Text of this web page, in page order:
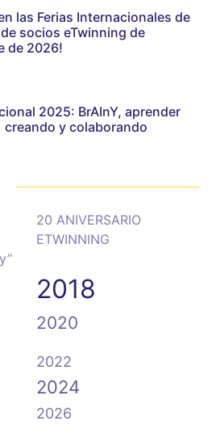
las Ferias Internacionales de
socios eTwinning de
de 2026!
2025: BrAInY, aprender
creando y colaborando
20 ANIVERSARIO
ETWINNING
2018
2020
2022
2024
2026